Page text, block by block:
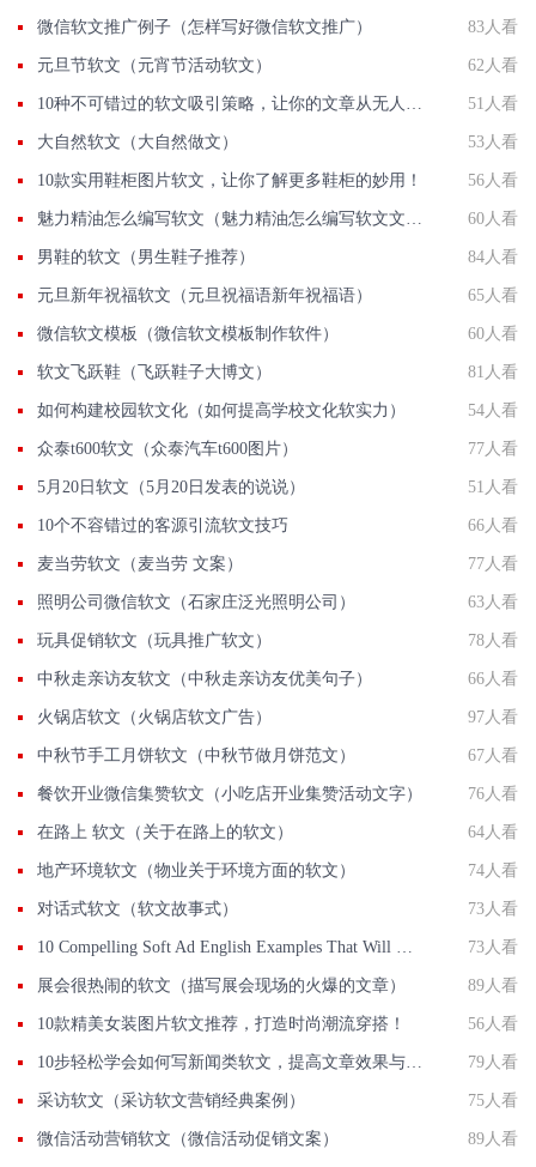
微信软文推广例子（怎样写好微信软文推广） 83人看
元旦节软文（元宵节活动软文） 62人看
10种不可错过的软文吸引策略，让你的文章从无人问津到抢手热门！ 51人看
大自然软文（大自然做文） 53人看
10款实用鞋柜图片软文，让你了解更多鞋柜的妙用！ 56人看
魅力精油怎么编写软文（魅力精油怎么编写软文文章） 60人看
男鞋的软文（男生鞋子推荐） 84人看
元旦新年祝福软文（元旦祝福语新年祝福语） 65人看
微信软文模板（微信软文模板制作软件） 60人看
软文飞跃鞋（飞跃鞋子大博文） 81人看
如何构建校园软文化（如何提高学校文化软实力） 54人看
众泰t600软文（众泰汽车t600图片） 77人看
5月20日软文（5月20日发表的说说） 51人看
10个不容错过的客源引流软文技巧 66人看
麦当劳软文（麦当劳 文案） 77人看
照明公司微信软文（石家庄泛光照明公司） 63人看
玩具促销软文（玩具推广软文） 78人看
中秋走亲访友软文（中秋走亲访友优美句子） 66人看
火锅店软文（火锅店软文广告） 97人看
中秋节手工月饼软文（中秋节做月饼范文） 67人看
餐饮开业微信集赞软文（小吃店开业集赞活动文字） 76人看
在路上 软文（关于在路上的软文） 64人看
地产环境软文（物业关于环境方面的软文） 74人看
对话式软文（软文故事式） 73人看
10 Compelling Soft Ad English Examples That Will Make You Rethink Your Marketing Strategy 73人看
展会很热闹的软文（描写展会现场的火爆的文章） 89人看
10款精美女装图片软文推荐，打造时尚潮流穿搭！ 56人看
10步轻松学会如何写新闻类软文，提高文章效果与转化率 79人看
采访软文（采访软文营销经典案例） 75人看
微信活动营销软文（微信活动促销文案） 89人看